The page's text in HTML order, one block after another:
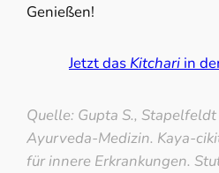
Genießen!
Jetzt das Kitchari in
Quelle: Gupta S.,
Ayurveda-Medizin. Kaya-
für innere Erkrankungen.